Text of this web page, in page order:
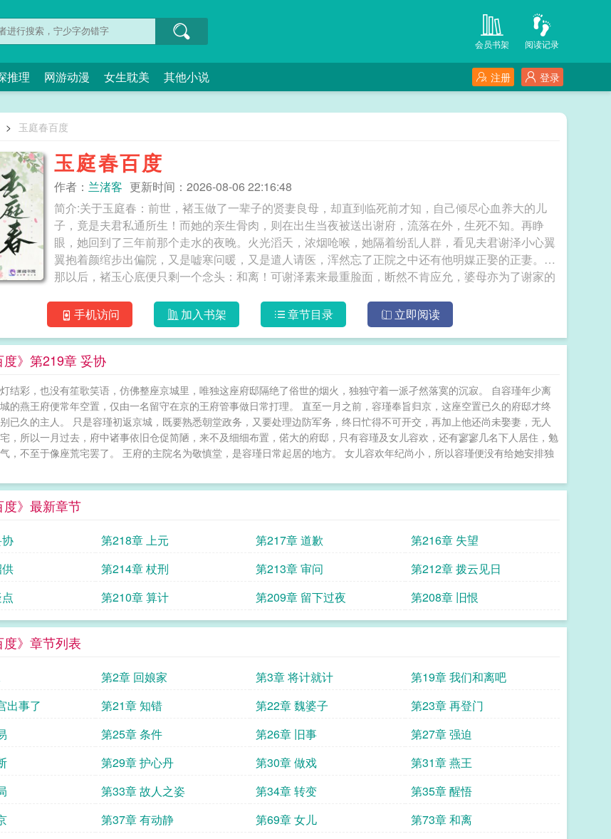
阅读记录
会员书架
推理 网游动漫 女生耽美 其他小说 登录
注册
> 玉庭春百度
玉庭春百度
作者： 兰渚客 更新时间：2026-08-06 22:16:48
简介:关于玉庭春：前世，褚玉做了一辈子的贤妻良母，却直到临死前才知，自己倾尽心血养大的儿
子，竟是夫君私通所生！而她的亲生骨肉，则在出生当夜被送出谢府，流落在外，生死不知。再睁
眼，她回到了三年前那个走水的夜晚。火光滔天，浓烟呛喉，她隔着纷乱人群，看见夫君谢泽小心翼
翼抱着颜绾步出偏院，又是嘘寒问暖，又是遣人请医，浑然忘了正院之中还有他明媒正娶的正妻。自
那以后，褚玉心底便只剩一个念头：和离！可谢泽素来最重脸面，断然不肯应允，婆母亦为了谢家的
牢，生死未卜。走投无路之下，褚玉只得在一个深夜叩响了燕王府的大门。燕王容瑾——那个曾被父
亲拒婚的三皇子，如今早已手握大权，是众望所归的储君人选，亦是她最后的救命稻草。那日，容瑾
看着她递上的信物，眉目清冷，不辨喜怒：“求本王做事，可是要付出代价的。”褚玉跪伏于地，咬着
唇颤声道：“只要能救家弟性命，臣妇……任凭殿下处置。”男人沉默良久，忽而俯身，修长手指抵住
手机访问 加入书架 章节目录 立即阅读
度》第219章 妥协
结彩，也没有笙歌笑语，仿佛整座京城里，唯独这座府邸隔绝了俗世的烟火，独独守着一派孑然落寞的沉寂。 自容瑾年少离
的燕王府便常年空置，仅由一名留守在京的王府管事做日常打理。 直至一月之前，容瑾奉旨归京，这座空置已久的府邸才终
已久的主人。 只是容瑾初返京城，既要熟悉朝堂政务，又要处理边防军务，终日忙得不可开交，再加上他还尚未娶妻，无人
，所以一月过去，府中诸事依旧仓促简陋，来不及细细布置，偌大的府邸，只有容瑾及女儿容欢，还有寥寥几名下人居住，勉
，不至于像座荒宅罢了。 王府的主院名为敬慎堂，是容瑾日常起居的地方。 女儿容欢年纪尚小，所以容瑾便没有给她安排独
度》最新章节
第218章 上元 第217章 道歉
第216章 失望
第214章 杖刑 第213章 审问
第212章 拨云见日
第210章 算计 第209章 留下过夜 第208章 旧恨
度》章节列表
第2章 回娘家 第3章 将计就计
第19章 我们和离吧
出事了
第21章 知错 第22章 魏婆子
第23章 再登门
第25章 条件 第26章 旧事
第27章 强迫
第29章 护心丹 第30章 做戏
第31章 燕王
第33章 故人之姿 第34章 转变
第35章 醒悟
第37章 有动静 第69章 女儿
第73章 和离